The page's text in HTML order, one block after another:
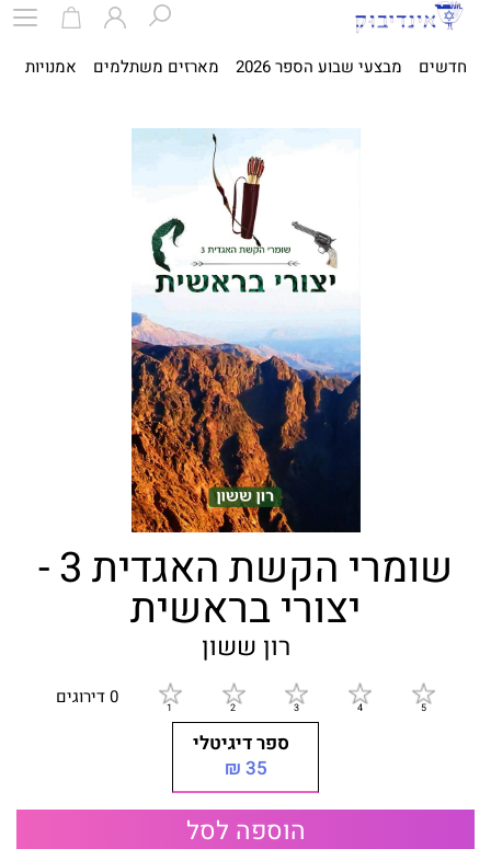
חדשים מבצעי שבוע הספר 2026 מארזים משתלמים אמנויות
שומרי הקשת האגדית 3 -
יצורי בראשית
רון ששון
0 דירוגים
ספר דיגיטלי
35 ₪
הוספה לסל